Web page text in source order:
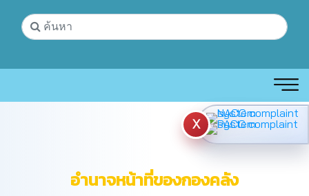
X
อำนาจหน้าที่ของกองคลัง